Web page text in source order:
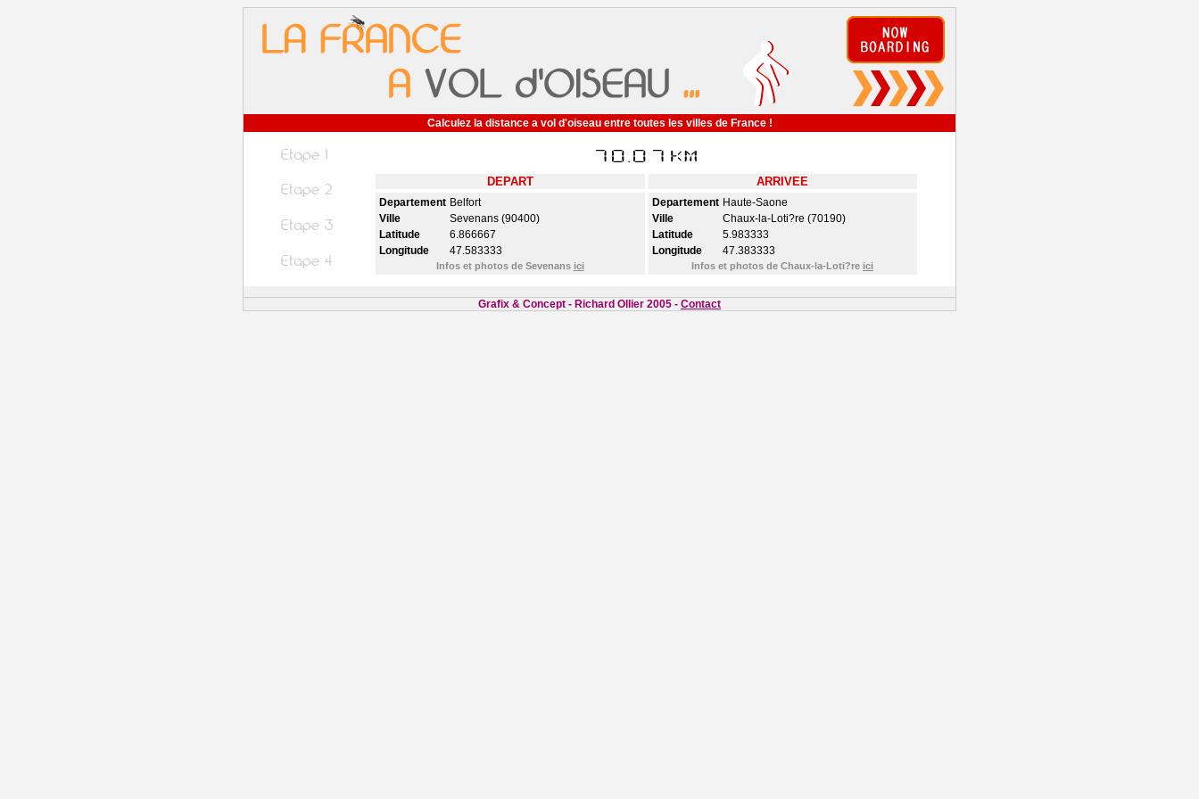
Calculez la distance a vol d'oiseau entre toutes les villes de France !
DEPART ARRIVEE
Departement Belfort
Ville
Sevenans (90400)
Latitude
6.866667
Longitude
47.583333
Infos et photos de Sevenans ici
Departement Haute-Saone
Ville
Chaux-la-Loti?re (70190)
Latitude
5.983333
Longitude
47.383333
Infos et photos de Chaux-la-Loti?re ici
Grafix & Concept - Richard Ollier 2005 - Contact